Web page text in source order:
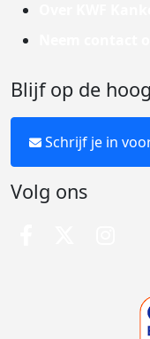
Blijf op de
Schrijf je in
Volg ons